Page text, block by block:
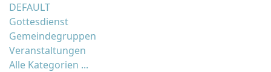
DEFAULT
Gottesdienst
Gemeindegruppen
Veranstaltungen
Alle Kategorien ...